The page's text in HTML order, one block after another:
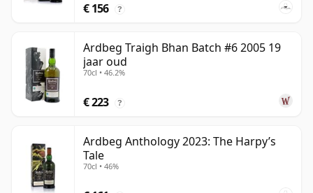
€ 156 ?
Ardbeg Traigh Bhan Batch #6 2005 19
jaar oud
70cl • 46.2%
€ 223 ?
Ardbeg Anthology 2023: The Harpy’s
Tale
70cl • 46%